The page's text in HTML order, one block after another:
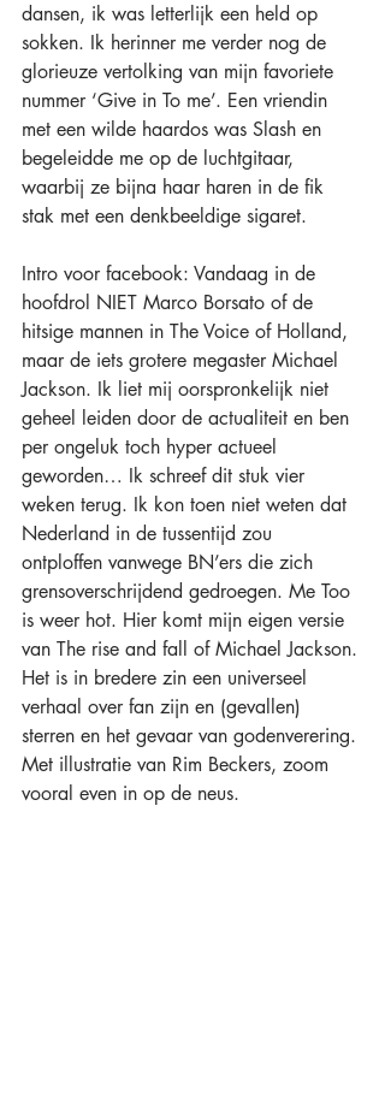
dansen, ik was letterlijk een held op
sokken. Ik herinner me verder nog de
glorieuze vertolking van mijn favoriete
nummer ‘Give in To me’. Een vriendin
met een wilde haardos was Slash en
begeleidde me op de luchtgitaar,
waarbij ze bijna haar haren in de fik
stak met een denkbeeldige sigaret.
Intro voor facebook: Vandaag in de
hoofdrol NIET Marco Borsato of de
hitsige mannen in The Voice of Holland,
maar de iets grotere megaster Michael
Jackson. Ik liet mij oorspronkelijk niet
geheel leiden door de actualiteit en ben
per ongeluk toch hyper actueel
geworden… Ik schreef dit stuk vier
weken terug. Ik kon toen niet weten dat
Nederland in de tussentijd zou
ontploffen vanwege BN’ers die zich
grensoverschrijdend gedroegen. Me Too
is weer hot. Hier komt mijn eigen versie
van The rise and fall of Michael Jackson.
Het is in bredere zin een universeel
verhaal over fan zijn en (gevallen)
sterren en het gevaar van godenverering.
Met illustratie van Rim Beckers, zoom
vooral even in op de neus.